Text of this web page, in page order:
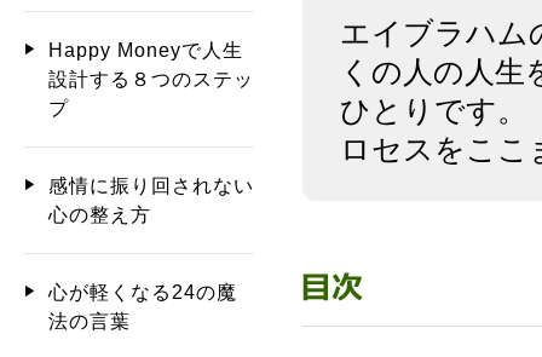
エイブラハム
くの人の人生
ひとりです。
ロセスをここ
Happy Moneyで人生
設計する８つのステッ
プ
感情に振り回されない
心の整え方
心が軽くなる24の魔
法の言葉